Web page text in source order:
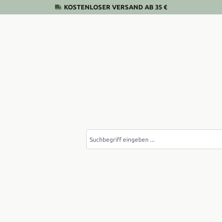
KOSTENLOSER VERSAND AB 35 €